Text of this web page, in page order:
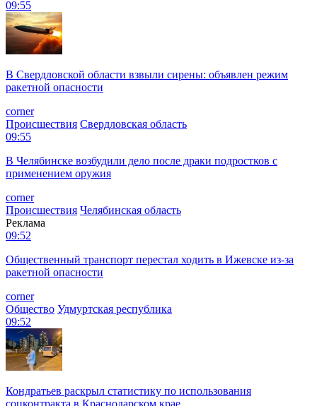
09:55
В Свердловской области взвыли сирены: объявлен режим
ракетной опасности
corner
Происшествия Свердловская область
09:55
В Челябинске возбудили дело после драки подростков с
применением оружия
corner
Происшествия Челябинская область
Реклама
09:52
Общественный транспорт перестал ходить в Ижевске из-за
ракетной опасности
corner
Общество Удмуртская республика
09:52
Кондратьев раскрыл статистику по использования
соцконтракта в Краснодарском крае